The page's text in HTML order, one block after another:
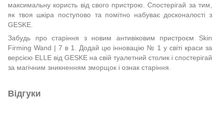
максимальну користь від свого пристрою. Спостерігай за тим,
як твоя шкіра поступово та помітно набуває досконалості з
GESKE.
Забудь про старіння з новим антивіковим пристроєм Skin
Firming Wand | 7 в 1. Додай цю інновацію № 1 у світі краси за
версією ELLE від GESKE на свій туалетний столик і спостерігай
за магічним зникненням зморщок і ознак старіння.
Відгуки